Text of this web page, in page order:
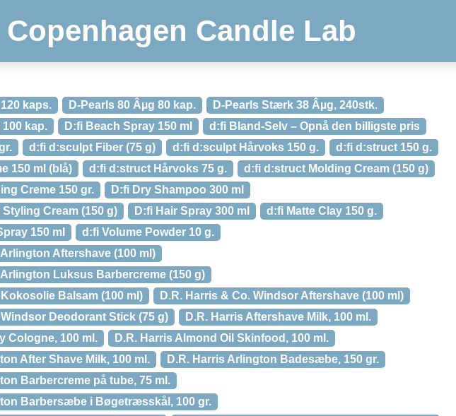
Copenhagen Candle Lab
kaps. D-Pearls 80 Âµg 80 kap.
D-Pearls Stærk 38 Âµg, 240stk.
100 kap.
D:fi Beach Spray 150 ml
d:fi Bland-Selv – Opnå den billigste pris
d:fi d:sculpt Fiber (75 g) d:fi d:sculpt Hårvoks 150 g.
d:fi d:struct 150 g.
150 ml (blå)
d:fi d:struct Hårvoks 75 g.
d:fi d:struct Molding Cream (150 g)
Creme 150 gr.
D:fi Dry Shampoo 300 ml
Cream (150 g)
D:fi Hair Spray 300 ml
d:fi Matte Clay 150 g.
150 ml
d:fi Volume Powder 10 g.
Aftershave (100 ml)
Arlington Luksus Barbercreme (150 g)
Balsam (100 ml)
D.R. Harris & Co. Windsor Aftershave (100 ml)
Deodorant Stick (75 g)
D.R. Harris Aftershave Milk, 100 ml.
Cologne, 100 ml.
D.R. Harris Almond Oil Skinfood, 100 ml.
After Shave Milk, 100 ml.
D.R. Harris Arlington Badesæbe, 150 gr.
Barbercreme på tube, 75 ml.
Barbersæbe i Bøgetræsskål, 100 gr.